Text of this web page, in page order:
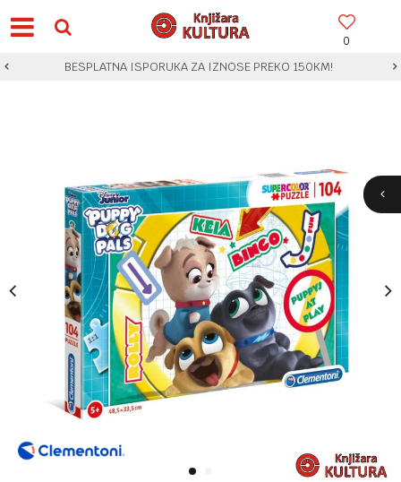
0
BESPLATNA ISPORUKA ZA IZNOSE PREKO 150KM!
1